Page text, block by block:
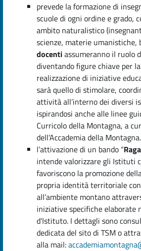
prevede la formazione di
scuole di ogni ordine e grado,
ambito naturalistico
scienze, materie umanistiche,
docentiassumeranno il ruolo
diventando figure chiave per
realizzazione di iniziative
sarà quello di stimolare,
attività all’interno dei diversi
ispirandosi anche alle linee
Curricolo della Montagna, a
dell’Accademia della Montagna.
l’attivazione di un bando “
intende valorizzare gli Istituti
favoriscono la promozione
propria identità territoriale
all’ambiente montano
iniziative specifiche elaborate
d'Istituto. I dettagli sono
dedicata del sito di TSM o
alla mail: